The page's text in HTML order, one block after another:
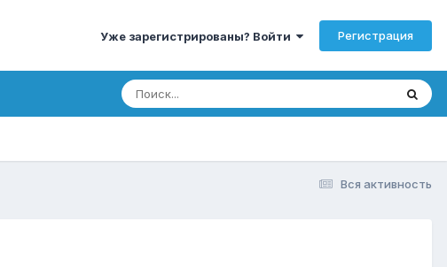
Уже зарегистрированы? Войти Регистрация
Вся активность